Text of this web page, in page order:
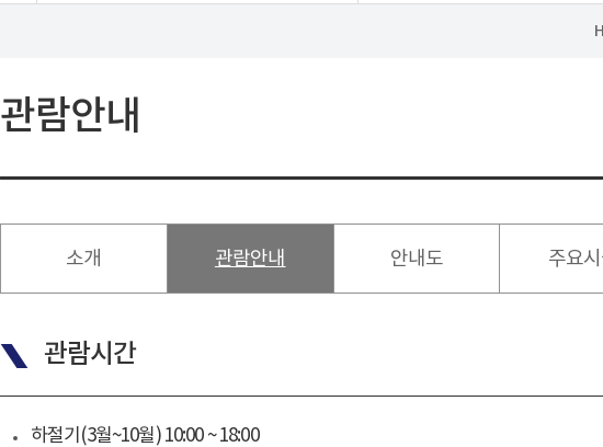
관람안내
소개 관람안내 안내도 주요
관람시간
하절기(3월~10월) 10:00 ~ 18:00